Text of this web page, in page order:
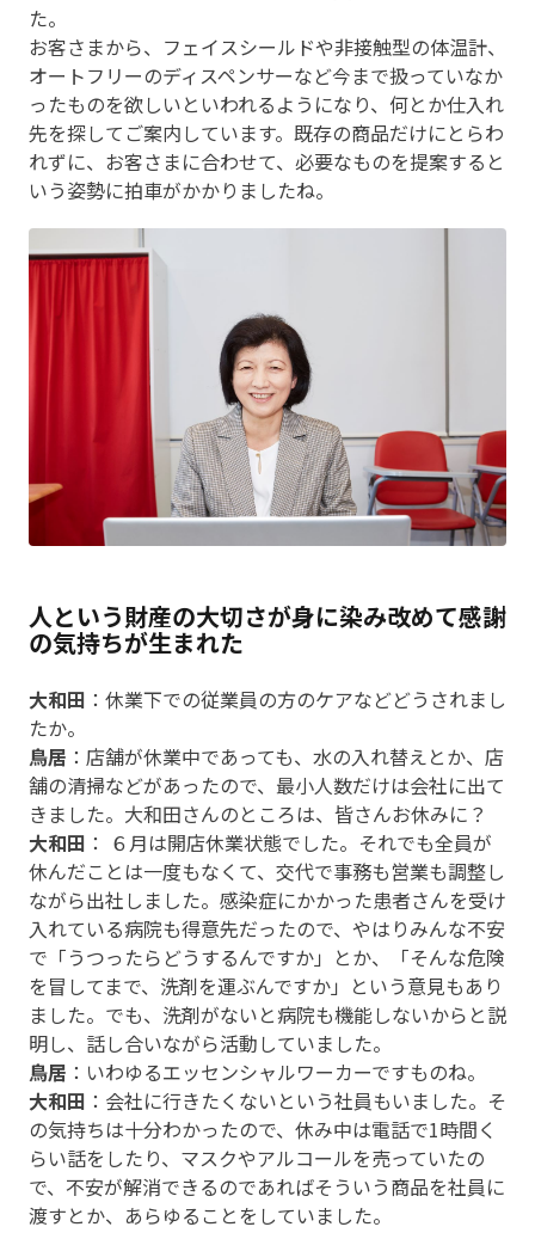
た。
お客さまから、フェイスシールドや非接触型の体温計、
オートフリーのディスペンサーなど今まで扱っていなか
ったものを欲しいといわれるようになり、何とか仕入れ
先を探してご案内しています。既存の商品だけにとらわ
れずに、お客さまに合わせて、必要なものを提案すると
いう姿勢に拍車がかかりましたね。
人という財産の大切さが身に染み改めて感謝
の気持ちが生まれた
大和田 ：休業下での従業員の方のケアなどどうされまし
たか。
鳥居 ：店舗が休業中であっても、水の入れ替えとか、店
舗の清掃などがあったので、最小人数だけは会社に出て
きました。大和田さんのところは、皆さんお休みに？
大和田 ： ６月は開店休業状態でした。それでも全員が
休んだことは一度もなくて、交代で事務も営業も調整し
ながら出社しました。感染症にかかった患者さんを受け
入れている病院も得意先だったので、やはりみんな不安
で「うつったらどうするんですか」とか、「そんな危険
を冒してまで、洗剤を運ぶんですか」という意見もあり
ました。でも、洗剤がないと病院も機能しないからと説
明し、話し合いながら活動していました。
鳥居 ：いわゆるエッセンシャルワーカーですものね。
大和田 ：会社に行きたくないという社員もいました。そ
の気持ちは十分わかったので、休み中は電話で1時間く
らい話をしたり、マスクやアルコールを売っていたの
で、不安が解消できるのであればそういう商品を社員に
渡すとか、あらゆることをしていました。